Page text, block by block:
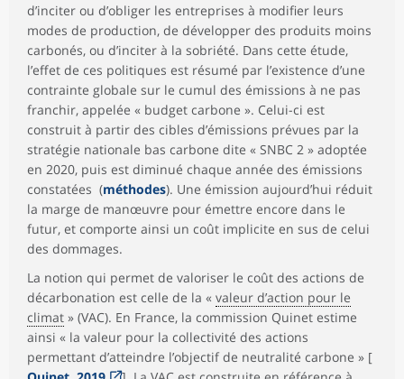
d’inciter ou d’obliger les entreprises à modifier leurs
modes de production, de développer des produits moins
carbonés, ou d’inciter à la sobriété. Dans cette étude,
l’effet de ces politiques est résumé par l’existence d’une
contrainte globale sur le cumul des émissions à ne pas
franchir, appelée « budget carbone ». Celui-ci est
construit à partir des cibles d’émissions prévues par la
stratégie nationale bas carbone dite « SNBC 2 » adoptée
en 2020, puis est diminué chaque année des émissions
constatées (méthodes). Une émission aujourd’hui réduit
la marge de manœuvre pour émettre encore dans le
futur, et comporte ainsi un coût implicite en sus de celui
des dommages.
La notion qui permet de valoriser le coût des actions de
décarbonation est celle de la « valeur d’action pour le
climat » (VAC). En France, la commission Quinet estime
ainsi « la valeur pour la collectivité des actions
permettant d’atteindre l’objectif de neutralité carbone » [